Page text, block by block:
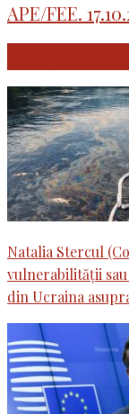
APE/FEE.
Natalia Stercul
vulnerabilității
din Ucraina